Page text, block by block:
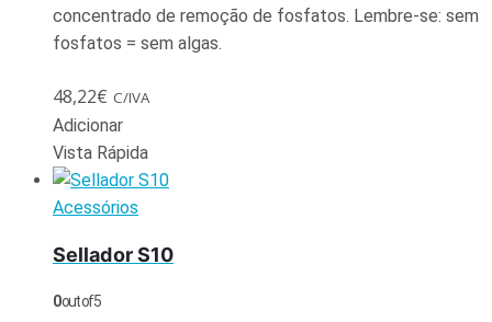
concentrado de remoção de fosfatos. Lembre-se: sem
fosfatos = sem algas.
48,22€ C/IVA
Adicionar
Vista Rápida
Acessórios
Sellador S10
0out of 5